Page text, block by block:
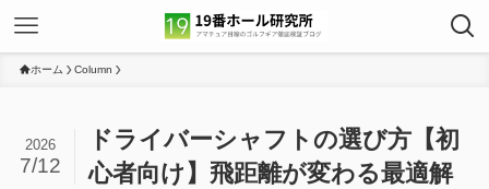
ホーム Column
ドライバーシャフトの選び方【初
心者向け】飛距離が変わる最適解
2026
7/12